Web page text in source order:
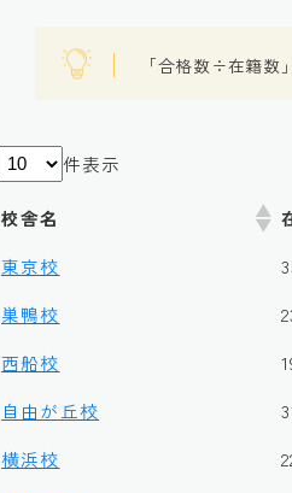
「合格数÷在籍数
件表示
校舎名
東京校
巣鴨校
西船校
自由が丘校
横浜校